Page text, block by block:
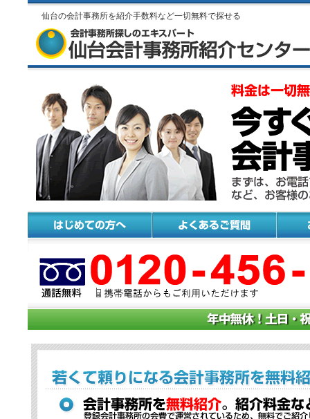
仙台の会計事務所を紹介手数料など一切無料で探せる